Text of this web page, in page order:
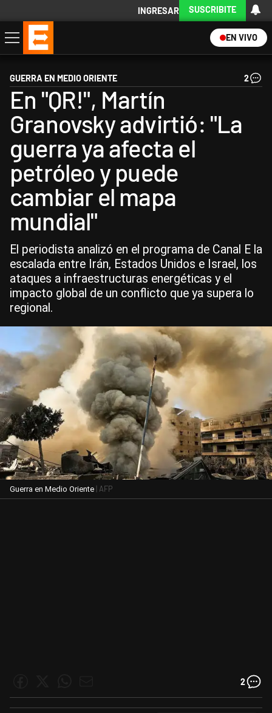
INGRESAR SUSCRIBITE
EN VIVO
Economía
Política
Internacional
Actualidad
Descargá la App
GUERRA EN MEDIO ORIENTE 2
En "QR!", Martín
Granovsky advirtió: "La
guerra ya afecta el
petróleo y puede
cambiar el mapa
mundial"
El periodista analizó en el programa de Canal E la
escalada entre Irán, Estados Unidos e Israel, los
ataques a infraestructuras energéticas y el
impacto global de un conflicto que ya supera lo
regional.
Guerra en Medio Oriente | AFP
2